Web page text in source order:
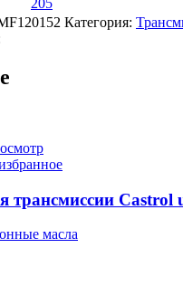
205
Категория:
трансмиссии Castrol
масла